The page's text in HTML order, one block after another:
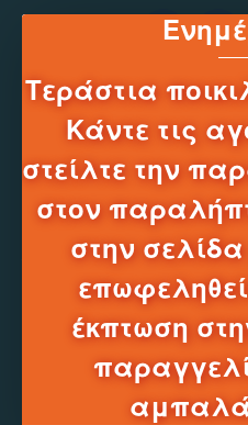
Τεράστια
Κάντε τις
στείλτε την
στον
στην
έκπτωση
Τηλεφωνικό
______
2331331752
Δευ-Σαβ 10:00 -
Πληροφοριες
Τρόποι Αποστολών